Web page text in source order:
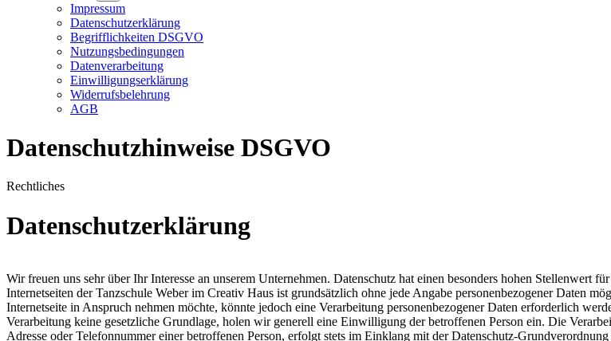
Impressum
Datenschutzerklärung
Begrifflichkeiten DSGVO
Nutzungsbedingungen
Datenverarbeitung
Einwilligungserklärung
Widerrufsbelehrung
AGB
Datenschutzhinweise DSGVO
Rechtliches
Datenschutzerklärung
Wir freuen uns sehr über Ihr Interesse an unserem Unternehmen. Datenschutz hat einen besonders hohen Stellenwert
Internetseiten der Tanzschule Weber im Creativ Haus ist grundsätzlich ohne jede Angabe personenbezogener Daten
Internetseite in Anspruch nehmen möchte, könnte jedoch eine Verarbeitung personenbezogener Daten erforderlich
Verarbeitung keine gesetzliche Grundlage, holen wir generell eine Einwilligung der betroffenen Person ein. Die
Adresse oder Telefonnummer einer betroffenen Person, erfolgt stets im Einklang mit der Datenschutz-